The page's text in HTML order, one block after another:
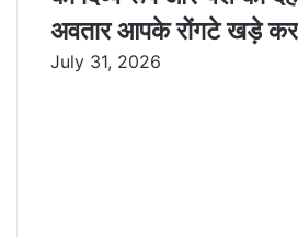
अवतार आपके रोंगटे खड़े कर
July 31, 2026